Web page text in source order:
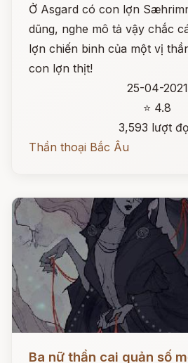
Ở Asgard có con lợn
dũng, nghe mô tả vậy chắc
lợn chiến binh của một vị
con lợn thịt!
25-04-2021
⭐ 4.8
3,593 lượt
Thần thoại Bắc Âu
Ba nữ thần cai quản số